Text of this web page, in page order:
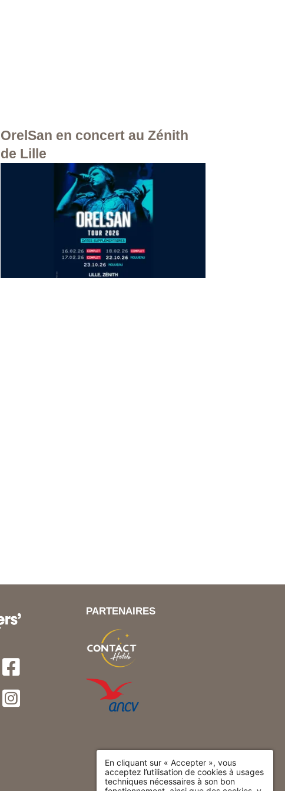
OrelSan en concert au Zénith
de Lille
PARTENAIRES
En cliquant sur « Accepter », vous
acceptez l’utilisation de cookies à usages
techniques nécessaires à son bon